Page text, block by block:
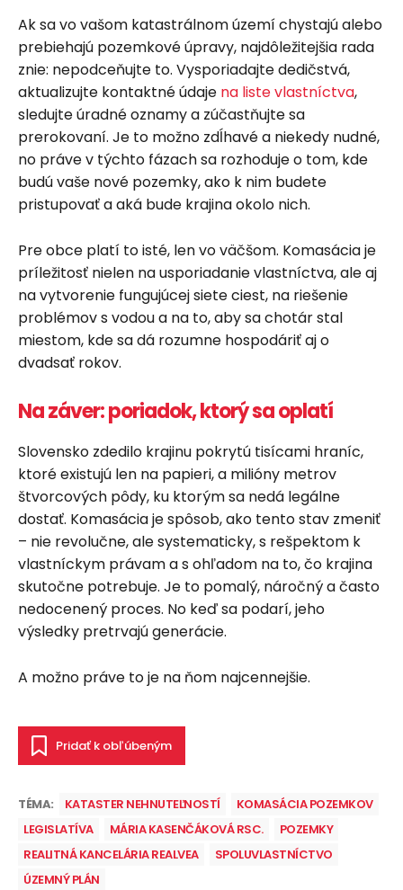
Ak sa vo vašom katastrálnom území chystajú alebo
prebiehajú pozemkové úpravy, najdôležitejšia rada
znie: nepodceňujte to. Vysporiadajte dedičstvá,
aktualizujte kontaktné údaje na liste vlastníctva,
sledujte úradné oznamy a zúčastňujte sa
prerokovaní. Je to možno zdĺhavé a niekedy nudné,
no práve v týchto fázach sa rozhoduje o tom, kde
budú vaše nové pozemky, ako k nim budete
pristupovať a aká bude krajina okolo nich.
Pre obce platí to isté, len vo väčšom. Komasácia je
príležitosť nielen na usporiadanie vlastníctva, ale aj
na vytvorenie fungujúcej siete ciest, na riešenie
problémov s vodou a na to, aby sa chotár stal
miestom, kde sa dá rozumne hospodáriť aj o
dvadsať rokov.
Na záver: poriadok, ktorý sa oplatí
Slovensko zdedilo krajinu pokrytú tisícami hraníc,
ktoré existujú len na papieri, a milióny metrov
štvorcových pôdy, ku ktorým sa nedá legálne
dostať. Komasácia je spôsob, ako tento stav zmeniť
– nie revolučne, ale systematicky, s rešpektom k
vlastníckym právam a s ohľadom na to, čo krajina
skutočne potrebuje. Je to pomalý, náročný a často
nedocenený proces. No keď sa podarí, jeho
výsledky pretrvajú generácie.
A možno práve to je na ňom najcennejšie.
Pridať k obľúbeným
TÉMA: KATASTER NEHNUTEĽNOSTÍ
KOMASÁCIA POZEMKOV
LEGISLATÍVA
MÁRIA KASENČÁKOVÁ RSC.
POZEMKY
REALITNÁ KANCELÁRIA REALVEA
SPOLUVLASTNÍCTVO
ÚZEMNÝ PLÁN